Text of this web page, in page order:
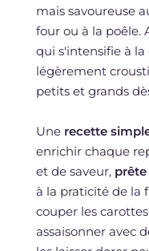
mais savoureuse
four ou à la poêle.
qui s'intensifie à la
légèrement
petits et grands
Une recette
enrichir chaque
et de saveur,
à la praticité de la
couper les
assaisonner avec